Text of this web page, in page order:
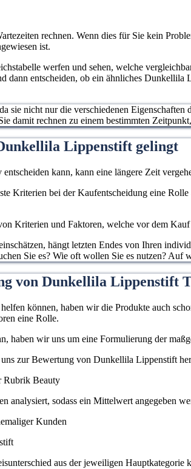
rechnen. Wenn dies für Sie kein
ist.
werfen und sehen, welche
entscheiden, ob ein ähnliches
sie nicht nur die verschiedenen
damit rechnen zu einem bestimmten
Lippenstift gelingt
kann, kann eine längere Zeit
Kriterien bei der Kaufentscheidung eine
Kriterien und Faktoren, welche vor dem
hängt letzten Endes von Ihren
Sie es? Wie oft wollen Sie es nutzen? Auf
von Dunkellila Lippenstift
können, haben wir die Produkte auch
eine Rolle.
haben wir uns um eine Formulierung der
zur Bewertung von Dunkellila Lippenstift
Rubrik Beauty
analysiert, sodass ein Mittelwert angegeben
Kunden
aus der jeweiligen Hauptkategorie